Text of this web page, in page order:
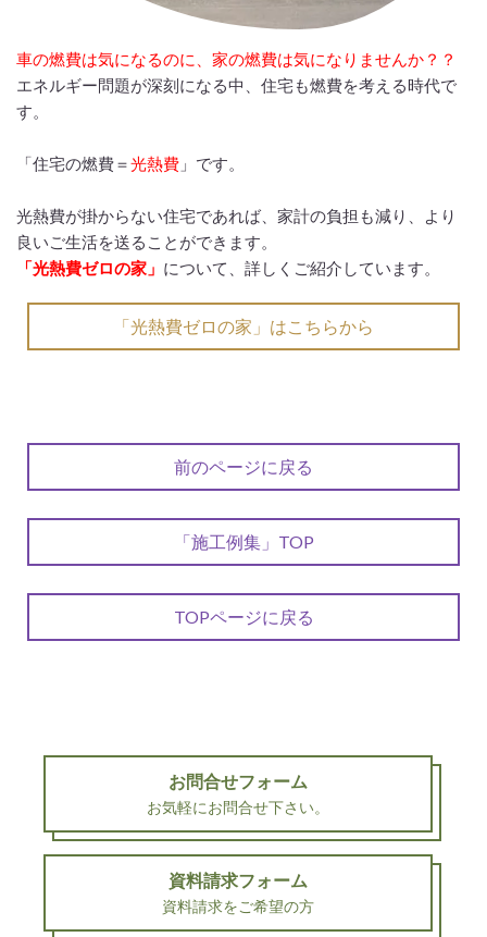
車の燃費は気になるのに、家の燃費は気になりませんか？？
エネルギー問題が深刻になる中、住宅も燃費を考える時代で
す。
「住宅の燃費＝光熱費 」です。
光熱費が掛からない住宅であれば、家計の負担も減り、より
良いご生活を送ることができます。
「光熱費ゼロの家」 について、詳しくご紹介しています。
「光熱費ゼロの家」はこちらから
前のページに戻る
「施工例集」TOP
TOPページに戻る
お問合せフォーム
お気軽にお問合せ下さい。
資料請求フォーム
資料請求をご希望の方